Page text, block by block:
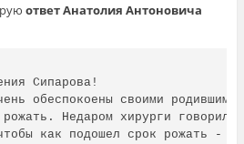
ответ Анатолия Антоновича
Сипарова!
обеспокоены своими
Недаром хирурги
как подошел срок рожать -